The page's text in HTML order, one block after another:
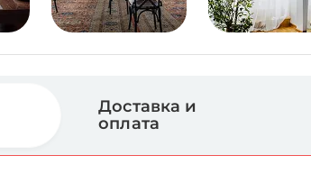
Доставка и
оплата